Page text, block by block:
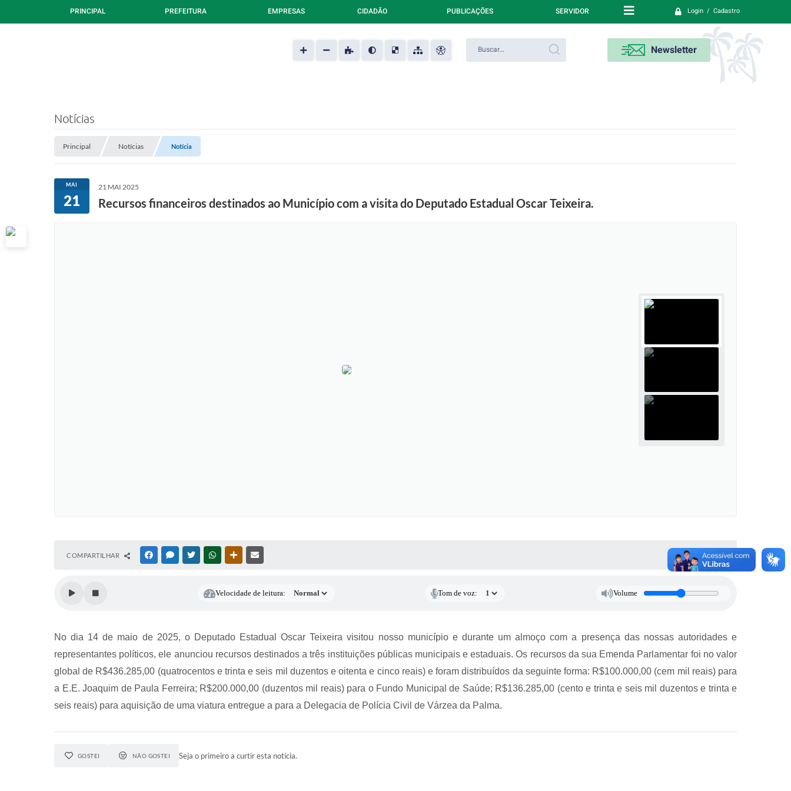
Login / Cadastro
PRINCIPAL PREFEITURA EMPRESAS CIDADÃO PUBLICAÇÕES SERVIDOR
Newsletter
Notícias
Principal Notícias Notícia
MAI
21
21 MAI 2025
Recursos financeiros destinados ao Município com a visita do Deputado Estadual Oscar Teixeira.
COMPARTILHAR FACEBOOKMESSENGER
TWITTERWHATSAPPOUTRAS MÍDIAS
Velocidade de leitura: Tom de voz: Volume
No dia 14 de maio de 2025, o Deputado Estadual Oscar Teixeira visitou nosso município e durante um almoço com a presença das nossas autoridades e
representantes políticos, ele anunciou recursos destinados a três instituições públicas municipais e estaduais. Os recursos da sua Emenda Parlamentar foi no valor
global de R$436.285,00 (quatrocentos e trinta e seis mil duzentos e oitenta e cinco reais) e foram distribuídos da seguinte forma: R$100.000,00 (cem mil reais) para
a E.E. Joaquim de Paula Ferreira; R$200.000,00 (duzentos mil reais) para o Fundo Municipal de Saúde; R$136.285,00 (cento e trinta e seis mil duzentos e trinta e
seis reais) para aquisição de uma viatura entregue a para a Delegacia de Polícia Civil de Várzea da Palma.
GOSTEI NÃO GOSTEI Seja o primeiro a curtir esta notícia.